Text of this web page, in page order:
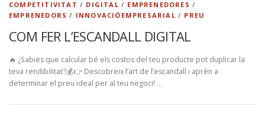
COMPETITIVITAT / DIGITAL / EMPRENEDORES /
EMPRENEDORS / INNOVACIÓEMPRESARIAL / PREU
COM FER L’ESCANDALL DIGITAL
🔥 ¿Sabies que calcular bé els costos del teu producte pot duplicar la
teva rendibilitat?💰👉 Descobreix l’art de l’escandall i aprèn a
determinar el preu ideal per al teu negoci! …